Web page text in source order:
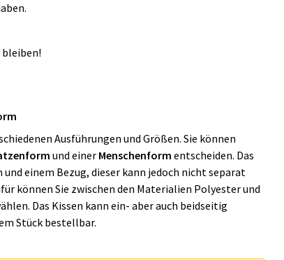
Ausführungen und Größen. Sie können
und einer Menschenform entscheiden. Das
einem Bezug, dieser kann jedoch nicht separat
können Sie zwischen den Materialien Polyester und
Das Kissen kann ein- aber auch beidseitig
Stück bestellbar.